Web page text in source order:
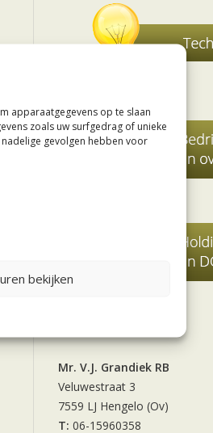
apparaatgegevens op te slaan
zoals uw surfgedrag of unieke
gevolgen hebben voor
bekijken
Mr. V.J. Grandiek RB
Veluwestraat 3
7559 LJ Hengelo (Ov)
T: 06-15960358